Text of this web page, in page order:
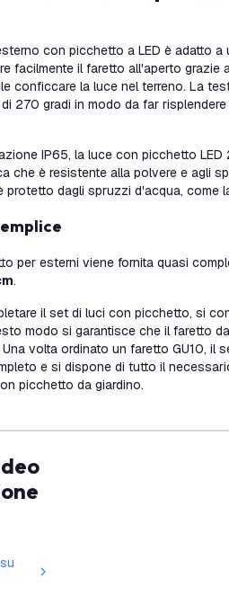
con picchetto a LED è adatto a
facilmente il faretto all'aperto grazie
conficcare la luce nel terreno. La
270 gradi in modo da far
IP65, la luce con picchetto
che è resistente alla polvere e agli
protetto dagli spruzzi d'acqua, come
per esterni viene fornita quasi
.
il set di luci con picchetto, si
modo si garantisce che il faretto
volta ordinato un faretto GU10, il
e si dispone di tutto il
picchetto da giardino.